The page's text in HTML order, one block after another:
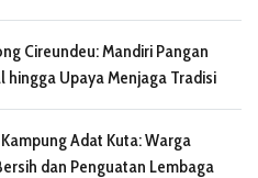
Cireundeu: Mandiri Pangan
hingga Upaya Menjaga Tradisi
Adat Kuta: Warga
dan Penguatan Lembaga